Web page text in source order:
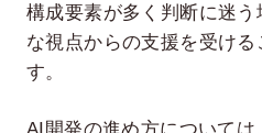
構成要素が多く判断に迷
な視点からの支援を受け
す。